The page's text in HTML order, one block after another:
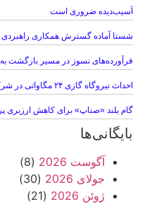
آسیب‌دیده ضروری است
شستا آماده گسترش همکاری راهبردی
فرآورده‌های نسوز در مسیر بازگشت
احداث نیروگاه گازی ۲۴ مگاواتی در شرکت سیمان مدلل
گام بلند «صناپ» برای کاهش ارزبری
بایگانی‌ها
آگوست 2026
(8)
جولای 2026
(30)
ژوئن 2026
(21)